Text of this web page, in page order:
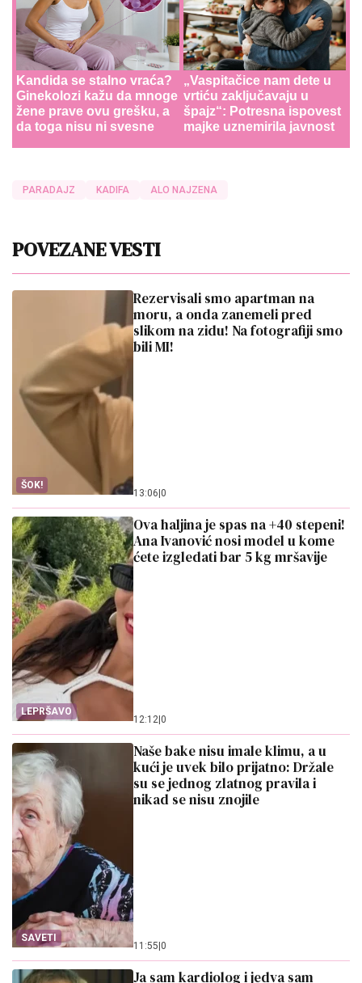
Kandida se stalno vraća?
Ginekolozi kažu da mnoge
žene prave ovu grešku, a
da toga nisu ni svesne
„Vaspitačice nam dete u
vrtiću zaključavaju u
špajz“: Potresna ispovest
majke uznemirila javnost
PARADAJZ KADIFA ALO NAJZENA
POVEZANE VESTI
ŠOK!
Rezervisali smo apartman na
moru, a onda zanemeli pred
slikom na zidu! Na fotografiji smo
bili MI!
13:06 0
LEPRŠAVO
Ova haljina je spas na +40 stepeni!
Ana Ivanović nosi model u kome
ćete izgledati bar 5 kg mršavije
12:12 0
SAVETI
Naše bake nisu imale klimu, a u
kući je uvek bilo prijatno: Držale
su se jednog zlatnog pravila i
nikad se nisu znojile
11:55 0
Ja sam kardiolog i jedva sam